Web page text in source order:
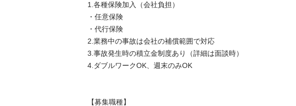
1.各種保険加入（会社負担）
・任意保険
・代行保険
2.業務中の事故は会社の補償範囲で対応
3.事故発生時の積立金制度あり（詳細は面談時）
4.ダブルワークOK、週末のみOK
【募集職種】